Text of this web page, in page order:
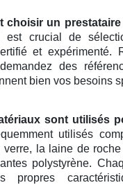
choisir un
est crucial de
et expérimenté.
des
bien vos besoins
sont utilisés
utilisés
verre, la laine de
polystyrène.
propres